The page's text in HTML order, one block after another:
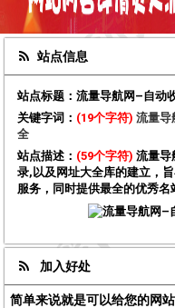
站点信息
站点标题： 流量导航网–自动
关键字词： (19个字符) 流量导
全
站点描述： (59个字符) 流量
录,以及网址大全库的建立，
服务，同时提供最全的优秀名
加入好处
简单来说就是可以给您的网